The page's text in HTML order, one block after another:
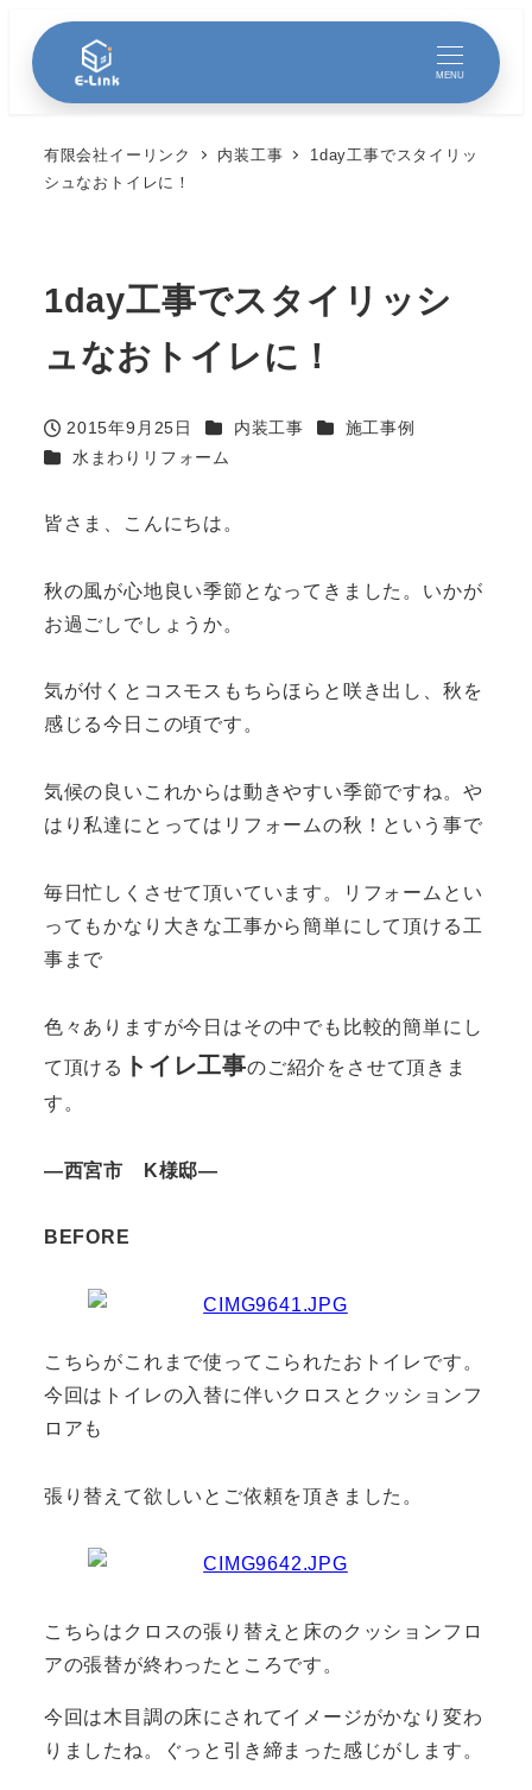
MENU
有限会社イーリンク 内装工事
1day工事でスタイリッ
シュなおトイレに！
1day工事でスタイリッシ
ュなおトイレに！
投稿日
2015年9月25日 カテゴリー
内装工事 カテゴリー
施工事例
カテゴリー
水まわりリフォーム
皆さま、こんにちは。
秋の風が心地良い季節となってきました。いかが
お過ごしでしょうか。
気が付くとコスモスもちらほらと咲き出し、秋を
感じる今日この頃です。
気候の良いこれからは動きやすい季節ですね。や
はり私達にとってはリフォームの秋！という事で
毎日忙しくさせて頂いています。リフォームとい
ってもかなり大きな工事から簡単にして頂ける工
事まで
色々ありますが今日はその中でも比較的簡単にし
て頂ける
トイレ工事のご紹介をさせて頂きま
す。
―西宮市 K様邸―
BEFORE
こちらがこれまで使ってこられたおトイレです。
今回はトイレの入替に伴いクロスとクッションフ
ロアも
張り替えて欲しいとご依頼を頂きました。
こちらはクロスの張り替えと床のクッションフロ
アの張替が終わったところです。
今回は木目調の床にされてイメージがかなり変わ
りましたね。ぐっと引き締まった感じがします。